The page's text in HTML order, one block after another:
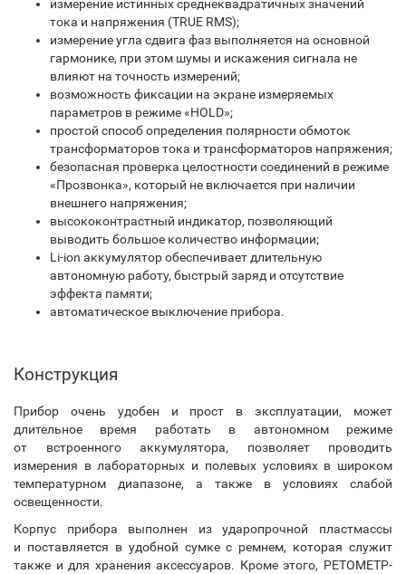
измерение истинных среднеквадратичных значений
тока и напряжения (TRUE RMS);
измерение угла сдвига фаз выполняется на основной
гармонике, при этом шумы и искажения сигнала не
влияют на точность измерений;
возможность фиксации на экране измеряемых
параметров в режиме «HOLD»;
простой способ определения полярности обмоток
трансформаторов тока и трансформаторов напряжения;
безопасная проверка целостности соединений в режиме
«Прозвонка», который не включается при наличии
внешнего напряжения;
высококонтрастный индикатор, позволяющий
выводить большое количество информации;
Li-ion аккумулятор обеспечивает длительную
автономную работу, быстрый заряд и отсутствие
эффекта памяти;
автоматическое выключение прибора.
Конструкция
Прибор очень удобен и прост в эксплуатации, может
длительное время работать в автономном режиме
от встроенного аккумулятора, позволяет проводить
измерения в лабораторных и полевых условиях в широком
температурном диапазоне, а также в условиях слабой
освещенности.
Корпус прибора выполнен из ударопрочной пластмассы
и поставляется в удобной сумке с ремнем, которая служит
также и для хранения аксессуаров. Кроме этого, РЕТОМЕТР-